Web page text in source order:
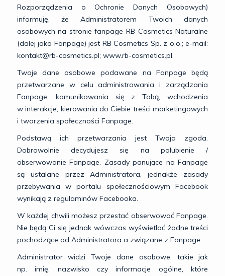
Rozporządzenia o Ochronie Danych Osobowych)
informuję, że Administratorem Twoich danych
osobowych na stronie fanpage RB Cosmetics Naturalne
(dalej jako Fanpage) jest RB Cosmetics Sp. z o.o.; e-mail:
kontakt@rb-cosmetics.pl; www.rb-cosmetics.pl.
Twoje dane osobowe podawane na Fanpage będą
przetwarzane w celu administrowania i zarządzania
Fanpage, komunikowania się z Tobą, wchodzenia
w interakcje, kierowania do Ciebie treści marketingowych
i tworzenia społeczności Fanpage.
Podstawą ich przetwarzania jest Twoja zgoda.
Dobrowolnie decydujesz się na polubienie /
obserwowanie Fanpage. Zasady panujące na Fanpage
są ustalane przez Administratora, jednakże zasady
przebywania w portalu społecznościowym Facebook
wynikają z regulaminów Facebooka.
W każdej chwili możesz przestać obserwować Fanpage.
Nie będą Ci się jednak wówczas wyświetlać żadne treści
pochodzące od Administratora a związane z Fanpage.
Administrator widzi Twoje dane osobowe, takie jak
np. imię, nazwisko czy informacje ogólne, które